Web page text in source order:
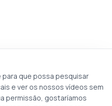
que possa pesquisar
e ver os nossos vídeos sem
permissão, gostaríamos